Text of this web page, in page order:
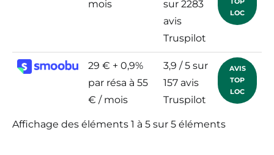
mois
sur 2283
avis
Truspilot
LOC
29 € + 0,9%
par résa à 55
€ / mois
3,9 / 5 sur
157 avis
Truspilot
AVIS
TOP
LOC
Affichage des éléments 1 à 5 sur 5 éléments